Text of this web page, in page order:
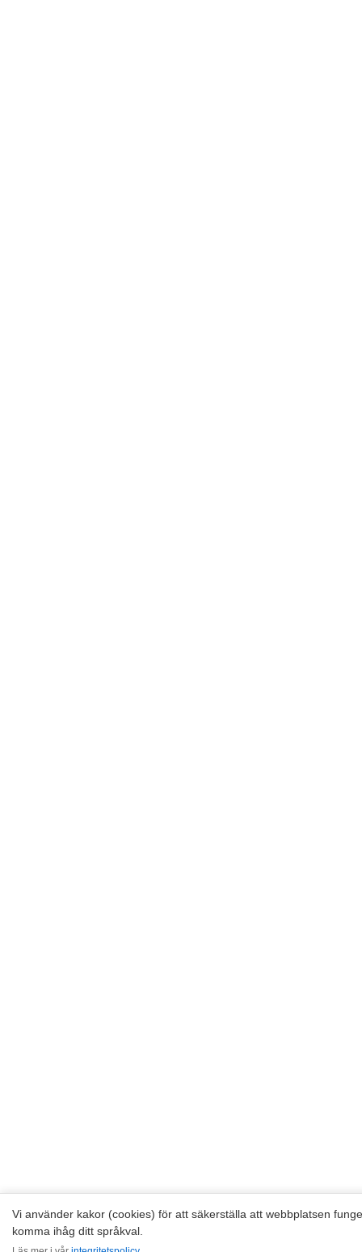
Vi använder kakor (cookies) för att säkerställa att webbplatsen
komma ihåg ditt språkval.